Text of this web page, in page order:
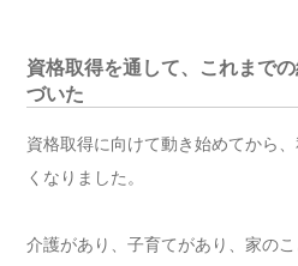
資格取得を通して、これまで
づいた
資格取得に向けて動き始めてから
くなりました。
介護があり、子育てがあり、家の